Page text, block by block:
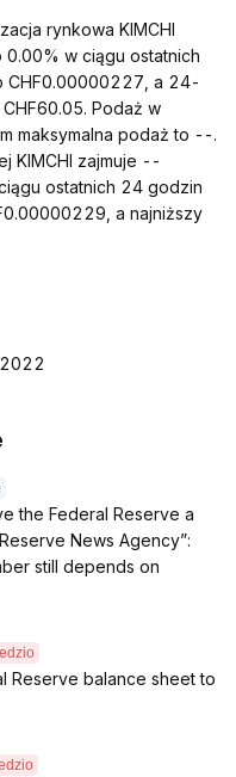
rynkowa KIMCHI
w ciągu ostatnich
CHF0.00000227, a 24-
Podaż w
maksymalna podaż to --.
KIMCHI zajmuje --
ostatnich 24 godzin
a najniższy
the Federal Reserve a
News Agency”:
still depends on
Reserve balance sheet to